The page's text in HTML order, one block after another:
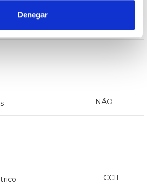
Denegar
NÃO
CCII